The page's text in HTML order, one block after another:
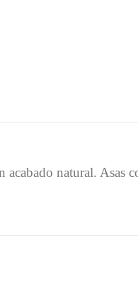
acabado natural. Asas